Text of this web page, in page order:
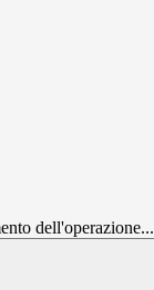
dell'operazione...